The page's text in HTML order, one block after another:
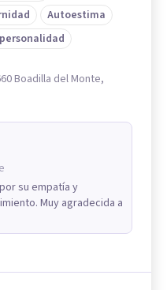
Autoestima
Boadilla del Monte,
su empatía y
Muy agradecida a